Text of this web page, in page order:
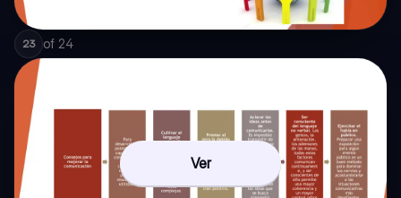
23 of 24
Ver